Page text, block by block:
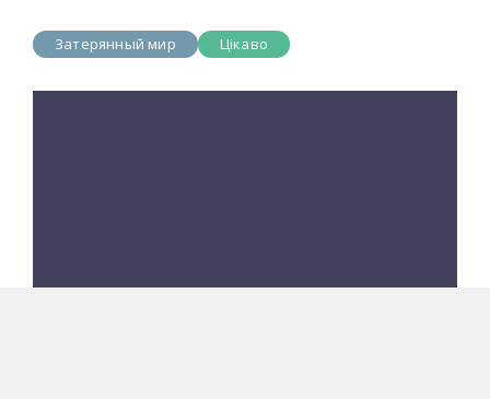
Затерянный мир Цікаво